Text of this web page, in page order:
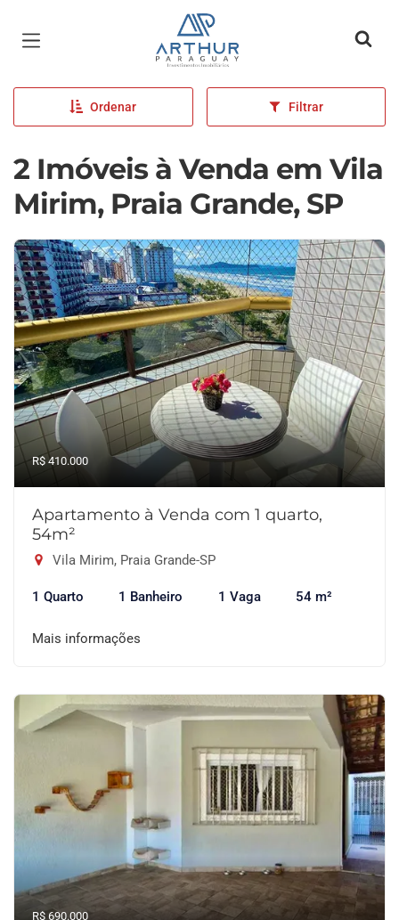
Página inicial
Ordenar Filtrar
2 Imóveis à Venda em Vila
Mirim, Praia Grande, SP
R$ 410.000
Apartamento à Venda com 1 quarto,
54m²
Vila Mirim, Praia Grande-SP
1 Quarto 1 Banheiro 1 Vaga 54 m²
Mais informações
R$ 690.000